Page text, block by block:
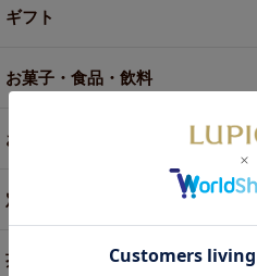
ギフト
お菓子・食品・飲料
お買い得商品
定期便
茶器・オリジナルグッズ